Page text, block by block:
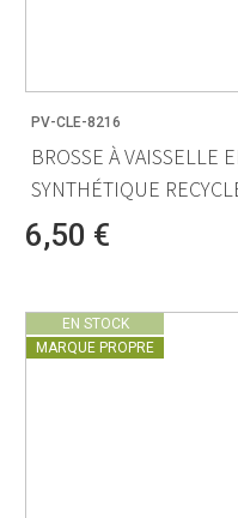
PV-CLE-8216
BROSSE À VAISSELLE
SYNTHÉTIQUE
6,50 €
EN STOCK
MARQUE PROPRE